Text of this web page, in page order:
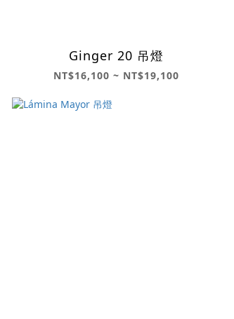
Ginger 20 吊燈
NT$16,100 ~ NT$19,100